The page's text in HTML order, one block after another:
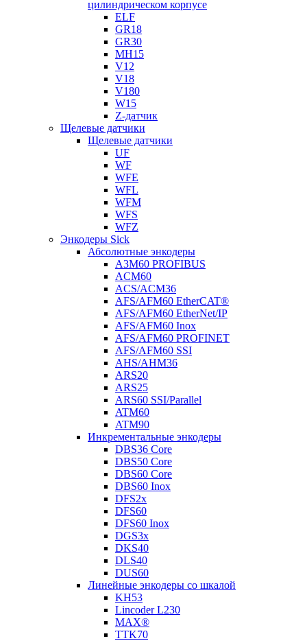
цилиндрическом корпусе
ELF
GR18
GR30
MH15
V12
V18
V180
W15
Z-датчик
Щелевые датчики
Щелевые датчики
UF
WF
WFE
WFL
WFM
WFS
WFZ
Энкодеры Sick
Абсолютные энкодеры
A3M60 PROFIBUS
ACM60
ACS/ACM36
AFS/AFM60 EtherCAT®
AFS/AFM60 EtherNet/IP
AFS/AFM60 Inox
AFS/AFM60 PROFINET
AFS/AFM60 SSI
AHS/AHM36
ARS20
ARS25
ARS60 SSI/Parallel
ATM60
ATM90
Инкрементальные энкодеры
DBS36 Core
DBS50 Core
DBS60 Core
DBS60 Inox
DFS2x
DFS60
DFS60 Inox
DGS3x
DKS40
DLS40
DUS60
Линейные энкодеры со шкалой
KH53
Lincoder L230
MAX®
TTK70